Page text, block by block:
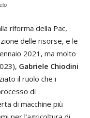
riforma della Pac,
delle risorse, e le
2021, ma molto
Gabriele Chiodini
il ruolo che i
di
di macchine più